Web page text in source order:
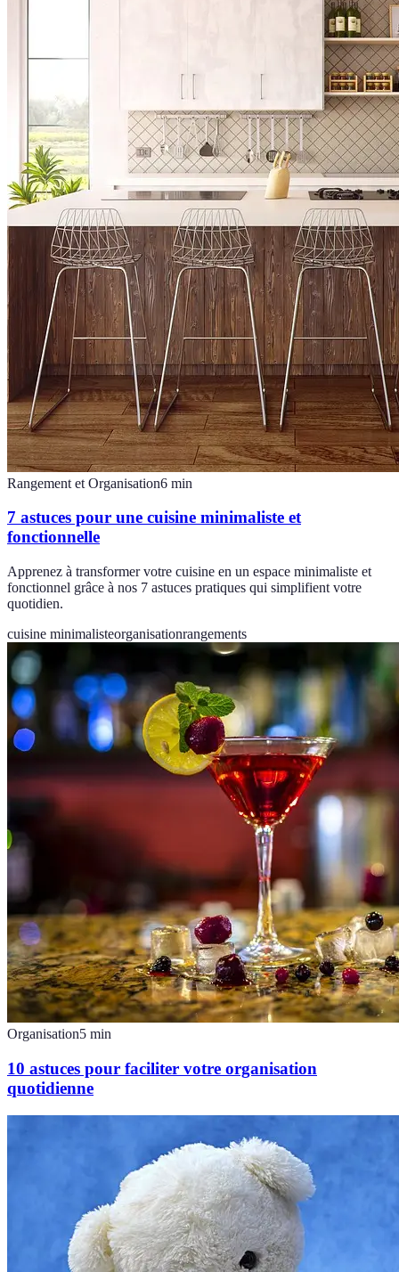
Rangement et Organisation6 min
7 astuces pour une cuisine minimaliste et
fonctionnelle
Apprenez à transformer votre cuisine en un espace minimaliste et
fonctionnel grâce à nos 7 astuces pratiques qui simplifient votre
quotidien.
cuisine minimalisteorganisationrangements
Organisation5 min
10 astuces pour faciliter votre organisation
quotidienne